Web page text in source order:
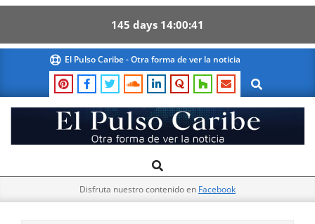
145 days 14 00 40
content
El Pulso Caribe - Otra forma de ver la noticia
Search
El
Pulso
Navigation
Search
Disfruta nuestro contenido en Facebook